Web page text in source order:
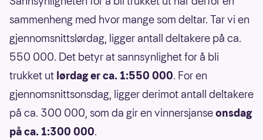
sammenheng med hvor mange som deltar. Tar vi en
gjennomsnittslørdag, ligger antall deltakere på ca.
550 000. Det betyr at sannsynlighet for å bli
trukket ut lørdag er ca. 1:550 000. For en
gjennomsnittsonsdag, ligger derimot antall deltakere
på ca. 300 000, som da gir en vinnersjanseonsdag
på ca. 1:300 000.